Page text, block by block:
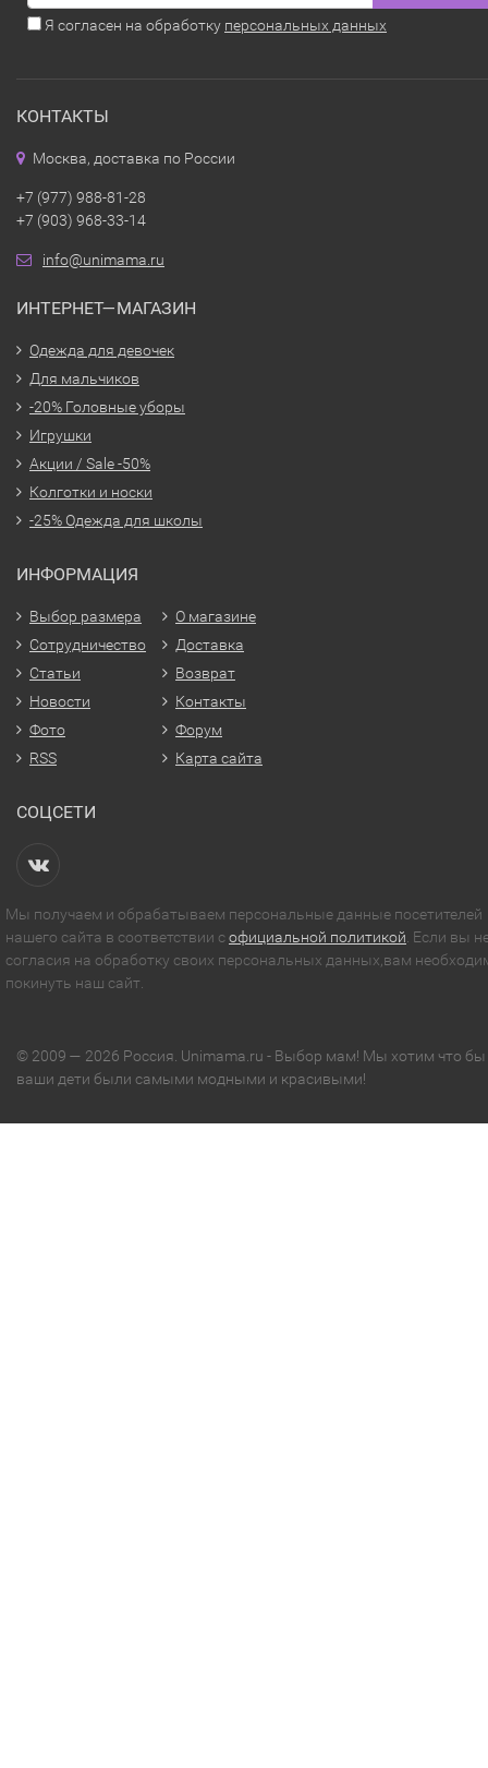
Я согласен на обработку персональных данных
КОНТАКТЫ
Москва, доставка по России
+7 (977) 988-81-28
+7 (903) 968-33-14
info@unimama.ru
ИНТЕРНЕТ—МАГАЗИН
Одежда для девочек
Для мальчиков
-20% Головные уборы
Игрушки
Акции / Sale -50%
Колготки и носки
-25% Одежда для школы
ИНФОРМАЦИЯ
Выбор размера
Сотрудничество
Статьи
Новости
Фото
RSS
О магазине
Доставка
Возврат
Контакты
Форум
Карта сайта
СОЦСЕТИ
Мы получаем и обрабатываем персональные данные посетителей
нашего сайта в соответствии софициальной политикой . Если вы
согласия на обработку своих персональных данных,вам
покинуть наш сайт.
© 2009 — 2026 Россия. Unimama.ru - Выбор мам! Мы хотим что бы
ваши дети были самыми модными и красивыми!